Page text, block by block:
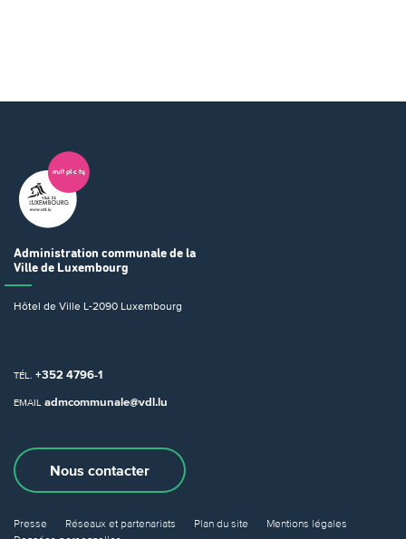
Administration communale de la
Ville de Luxembourg
Hôtel de Ville L-2090 Luxembourg
TÉL. +352 4796-1
EMAIL admcommunale@vdl.lu
Nous contacter
Presse Réseaux et partenariats Plan du site
Mentions légales